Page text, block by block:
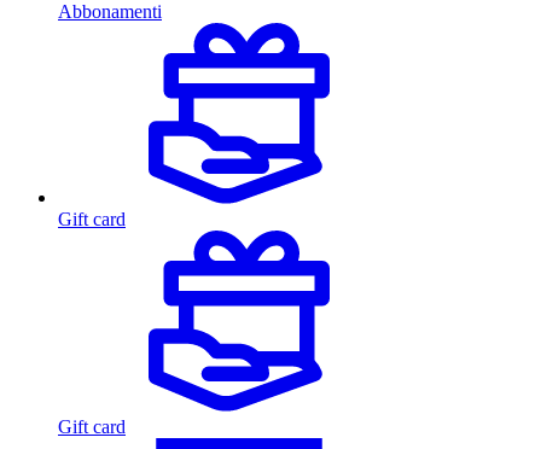
Abbonamenti
Gift card
Gift card